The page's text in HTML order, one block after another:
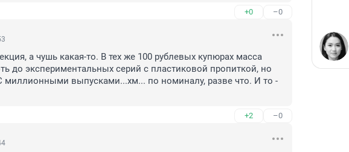
+0 –0
а чушь какая-то. В тех же 100 рублевых купюрах масса
до экспериментальных серий с пластиковой пропиткой, но
миллионными выпусками...хм... по номиналу, разве что. И то -
+2 –0